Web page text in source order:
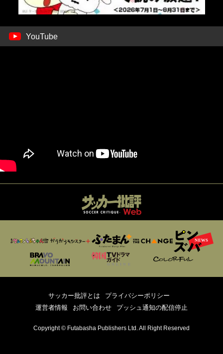
YouTube
サッカー批評とは
プライバシーポリシー
運営者情報
お問い合わせ プッシュ通知の配信停止
Copyright © Futabasha Publishers Ltd. All Right Reserved